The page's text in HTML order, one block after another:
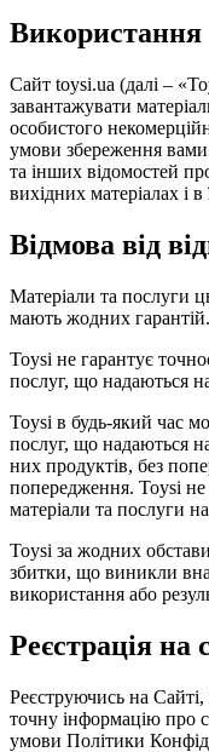
Використання
Сайт toysi.ua (далі –
завантажувати
особистого
умови збереження вами
та інших відомостей
вихідних матеріалах і в
Відмова від
Матеріали та послуги
мають жодних гарантій.
Toysi не гарантує
послуг, що надаються
Toysi в будь-який час
послуг, що надаються
них продуктів, без
попередження. Toysi
матеріали та послуги
Toysi за жодних
збитки, що виникли
використання або
Реєстрація на
Реєструючись на
точну інформацію про
умови Політики